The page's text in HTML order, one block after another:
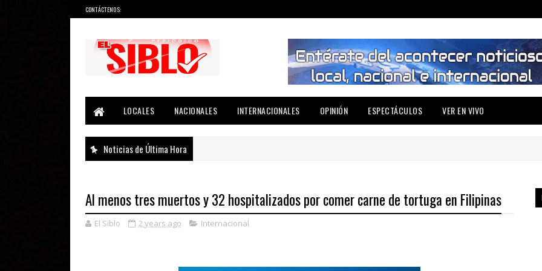
CONTÁCTENOS:
LOCALES
NACIONALES INTERNACIONALES OPINIÓN ESPECTÁCULOS VER EN VIVO
Noticias de Última Hora
Al menos tres muertos y 32 hospitalizados por comer carne de tortuga en Filipinas
El Siblo 2 years ago Internacional